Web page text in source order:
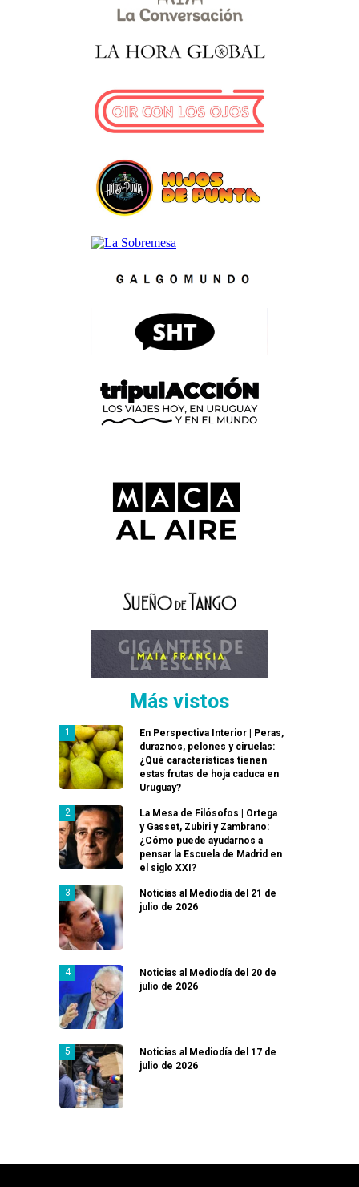
Más vistos
En Perspectiva Interior | Peras,
duraznos, pelones y ciruelas:
¿Qué características tienen
estas frutas de hoja caduca en
Uruguay?
La Mesa de Filósofos | Ortega
y Gasset, Zubiri y Zambrano:
¿Cómo puede ayudarnos a
pensar la Escuela de Madrid en
el siglo XXI?
Noticias al Mediodía del 21 de
julio de 2026
Noticias al Mediodía del 20 de
julio de 2026
Noticias al Mediodía del 17 de
julio de 2026